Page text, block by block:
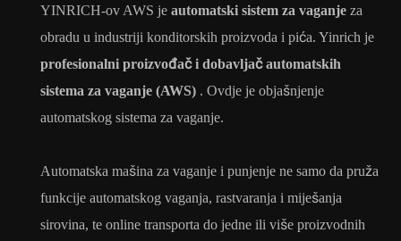
YINRICH-ov AWS je automatski sistem za vaganje za
obradu u industriji konditorskih proizvoda i pića. Yinrich je
profesionalni proizvođač i dobavljač automatskih
sistema za vaganje (AWS) . Ovdje je objašnjenje
automatskog sistema za vaganje.
Automatska mašina za vaganje i punjenje ne samo da pruža
funkcije automatskog vaganja, rastvaranja i miješanja
sirovina, te online transporta do jedne ili više proizvodnih